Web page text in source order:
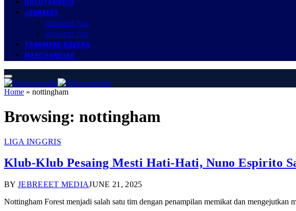
BULUTANGKIS
JEBREEET
Jebreeet Talk
Jebreeet Tips
TRANMERE ROVERS
MERCHANDISE
Home » nottingham
Browsing: nottingham
LIGA INGGRIS
Klub-Klub Pesaing Mesti Hati-Hati, Nuno Espirito
BY JEBREEET MEDIAJUNE 21, 2025
Nottingham Forest menjadi salah satu tim dengan penampilan memikat dan